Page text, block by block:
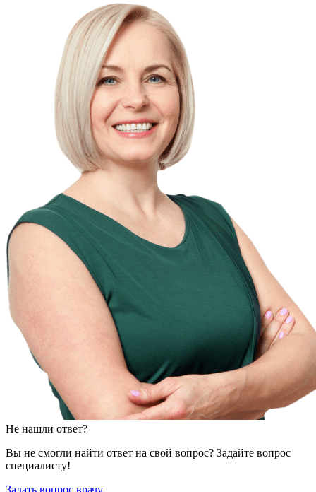
Не нашли ответ?
Вы не смогли найти ответ на свой вопрос? Задайте вопрос
специалисту!
Задать вопрос врачу